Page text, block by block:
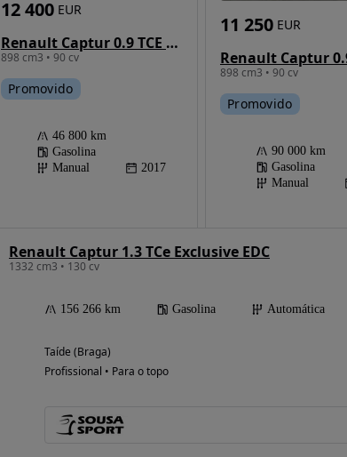
Renault Captur 0.9 TCE Exclusive
898 cm3 • 90 cv
12 400 EUR
Promovido
46 800 km
Gasolina
Manual
2017
898 cm3 • 90 cv
11 250 EUR
Promovido
90 000 km
Gasolina
Manual
Renault Captur 1.3 TCe Exclusive EDC
1332 cm3 • 130 cv
156 266 km Gasolina Automática
Taíde (Braga)
Profissional • Para o topo